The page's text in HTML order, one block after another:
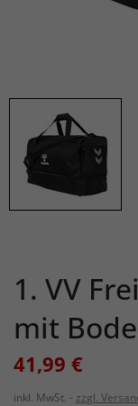
1. VV
mit
41,99 €
inkl. MwSt.
zzgl.